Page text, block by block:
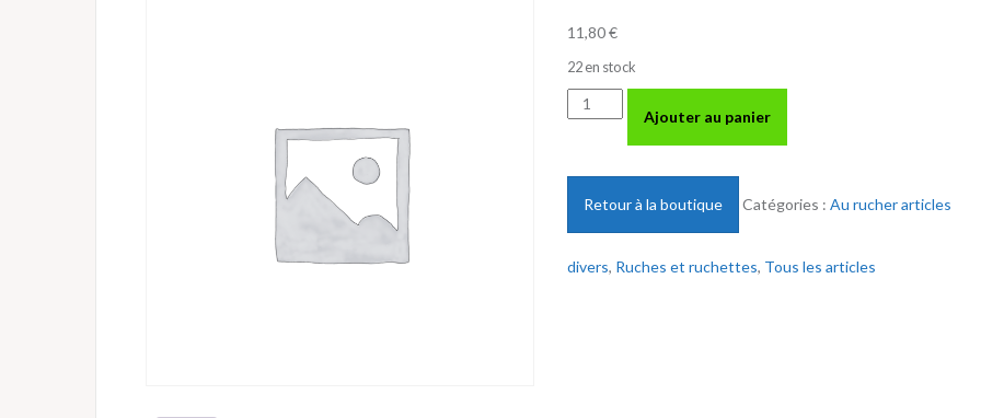
11,80€
22 en stock
quantité
de
Allumeur
120
Ajouter au panier
Retour à la boutique Catégories : Au rucher articles
divers, Ruches et ruchettes, Tous les articles